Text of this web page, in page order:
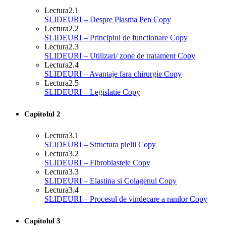
Lectura2.1
SLIDEURI – Despre Plasma Pen Copy
Lectura2.2
SLIDEURI – Principiul de functionare Copy
Lectura2.3
SLIDEURI – Utilizari/ zone de tratament Copy
Lectura2.4
SLIDEURI – Avantaje fara chirurgie Copy
Lectura2.5
SLIDEURI – Legislatie Copy
Capitolul 2
Lectura3.1
SLIDEURI – Structura pielii Copy
Lectura3.2
SLIDEURI – Fibroblastele Copy
Lectura3.3
SLIDEURI – Elastina si Colagenul Copy
Lectura3.4
SLIDEURI – Procesul de vindecare a ranilor Copy
Capitolul 3